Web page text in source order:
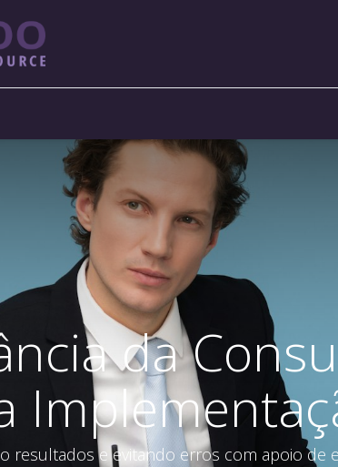
da
resultados e evitando erros com apoio de